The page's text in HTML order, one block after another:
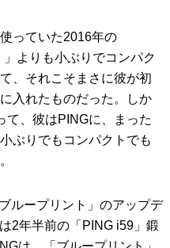
っていた2016年の
よりも小ぶりでコンパク
、それこそまさに彼が初
入れたものだった。しか
て、彼はPINGに、まった
ぶりでもコンパクトでも
ループリント」のアップデ
2年半前の「PING i59」鍛